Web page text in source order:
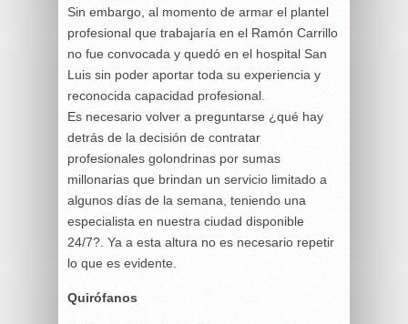
Sin embargo, al momento de armar el plantel
profesional que trabajaría en el Ramón Carrillo
no fue convocada y quedó en el hospital San
Luis sin poder aportar toda su experiencia y
reconocida capacidad profesional.
Es necesario volver a preguntarse ¿qué hay
detrás de la decisión de contratar
profesionales golondrinas por sumas
millonarias que brindan un servicio limitado a
algunos días de la semana, teniendo una
especialista en nuestra ciudad disponible
24/7?. Ya a esta altura no es necesario repetir
lo que es evidente.
Quirófanos